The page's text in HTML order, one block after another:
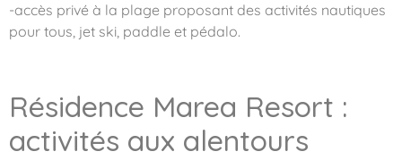
-accès privé à la plage proposant des activités nautiques
pour tous, jet ski, paddle et pédalo.
Résidence Marea Resort :
activités aux alentours